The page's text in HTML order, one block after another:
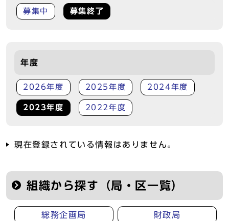
募集中 募集終了
年度
2026年度 2025年度 2024年度
2023年度 2022年度
現在登録されている情報はありません。
組織から探す（局・区一覧）
総務企画局 財政局